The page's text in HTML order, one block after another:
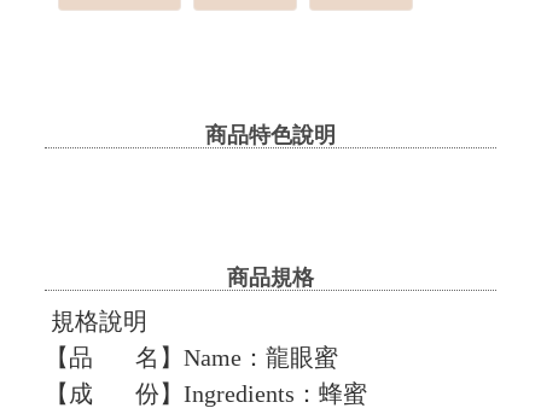
商品特色說明
商品規格
規格說明
【品 名】Name：龍眼蜜
【成 份】Ingredients：蜂蜜